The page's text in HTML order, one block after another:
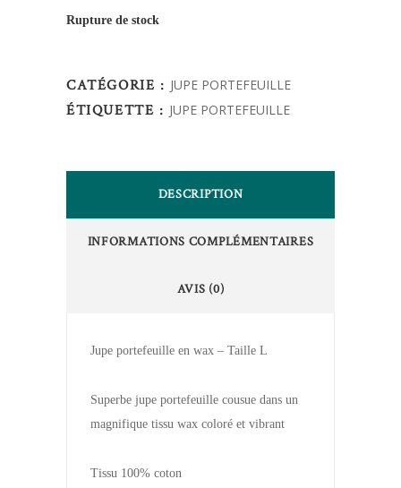
Rupture de stock
CATÉGORIE : JUPE PORTEFEUILLE
ÉTIQUETTE : JUPE PORTEFEUILLE
DESCRIPTION
INFORMATIONS COMPLÉMENTAIRES
AVIS (0)
Jupe portefeuille en wax – Taille L
Superbe jupe portefeuille cousue dans un
magnifique tissu wax coloré et vibrant
Tissu 100% coton